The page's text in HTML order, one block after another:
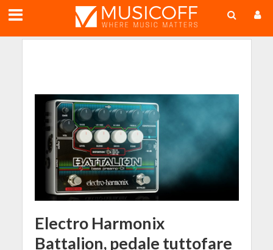
Electro Harmonix
Battalion, pedale tuttofare